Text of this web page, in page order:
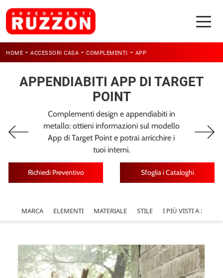
HOME - ACCESSORI CASA - COMPLEMENTI - APP
APPENDIABITI APP DI TARGET
POINT
Complementi design e appendiabiti in
metallo: ottieni informazioni sul modello
App di Target Point e potrai arricchire i
tuoi interni.
Richiedi Preventivo Sfoglia i Cataloghi
MARCA ELEMENTI MATERIALE STILE I PIÙ VISTI A :